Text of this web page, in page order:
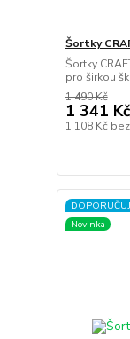
Šortky
Šortky
pro širkou
1 490 Kč
1 341 Kč
1 108 Kč
Novinka